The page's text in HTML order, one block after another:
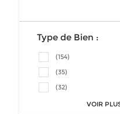
Type de Bien :
(154)
(35)
(32)
VOIR